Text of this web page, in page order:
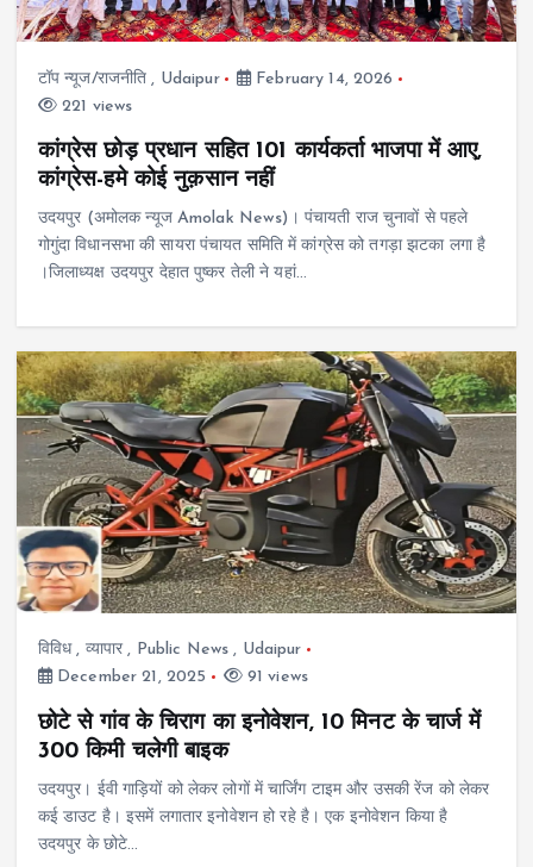
टॉप न्यूज/राजनीति , Udaipur
February 14, 2026
221 views
कांग्रेस छोड़ प्रधान सहित 101 कार्यकर्ता भाजपा में आए,
कांग्रेस-हमे कोई नुक़सान नहीं
उदयपुर (अमोलक न्यूज Amolak News)। पंचायती राज चुनावों से पहले
गोगुंदा विधानसभा की सायरा पंचायत समिति में कांग्रेस को तगड़ा झटका लगा है
।जिलाध्यक्ष उदयपुर देहात पुष्कर तेली ने यहां…
विविध, व्यापार , Public News , Udaipur
December 21, 2025
91 views
छोटे से गांव के चिराग का इनोवेशन, 10 मिनट के चार्ज में
300 किमी चलेगी बाइक
उदयपुर। ईवी गाड़ियों को लेकर लोगों में चार्जिंग टाइम और उसकी रेंज को लेकर
कई डाउट है। इसमें लगातार इनोवेशन हो रहे है। एक इनोवेशन किया है
उदयपुर के छोटे…